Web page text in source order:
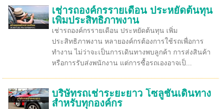
เช่ารถองค์กรรายเดือน ประหยัดต้นทุน
เพิ่มประสิทธิภาพงาน
เช่ารถองค์กรรายเดือน ประหยัดต้นทุน เพิ่ม
ประสิทธิภาพงาน หลายองค์กรต้องการใช้รถเพื่อการ
ทำงาน ไม่ว่าจะเป็นการเดินทางพบลูกค้า การส่งสินค้า
หรือการรับส่งพนักงาน แต่การซื้อรถเองอาจเป็...
บริษัทรถเช่าระยะยาว โซลูชันเดินทาง
สำหรับทุกองค์กร